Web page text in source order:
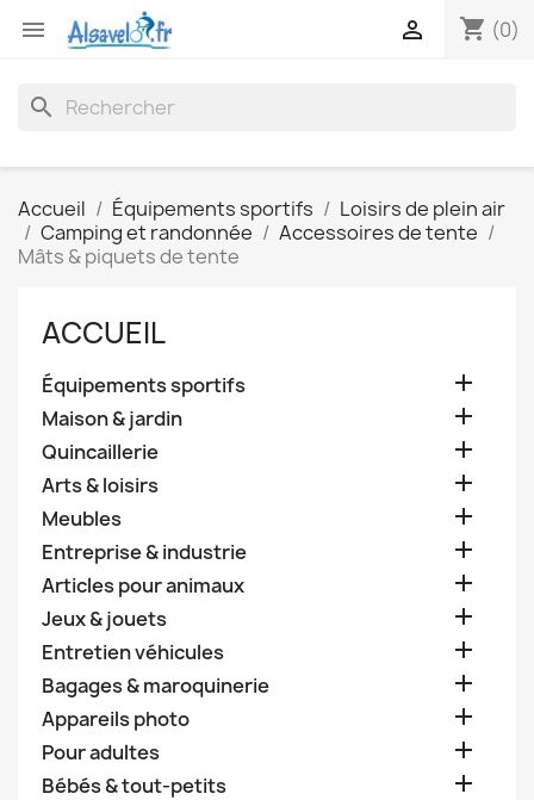
 shopping_cart (0)

search
Accueil Équipements sportifs
Loisirs de plein air
Camping et randonnée
Accessoires de tente
Mâts & piquets de tente
ACCUEIL
Équipements sportifs 
Maison & jardin 
Quincaillerie 
Arts & loisirs 
Meubles 
Entreprise & industrie 
Articles pour animaux 
Jeux & jouets 
Entretien véhicules 
Bagages & maroquinerie 
Appareils photo 
Pour adultes 
Bébés & tout-petits 